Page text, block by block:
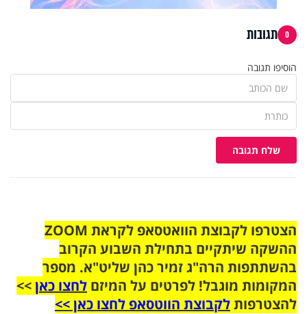
0 תגובות
הוסיפו תגובה
שלח תגובה
הצטרפו לקבוצת הוואטסאפ לקראת ZOOM
ההשקה שיתקיים בתחילת השבוע הקרוב
בהשתתפות הרה"ג זמיר כהן שליט"א. מספר
המקומות מוגבל! לפרטים על המיזם לחצו כאן>>
להצטרפותלקבוצת הווטסאפ לחצו כאן >>